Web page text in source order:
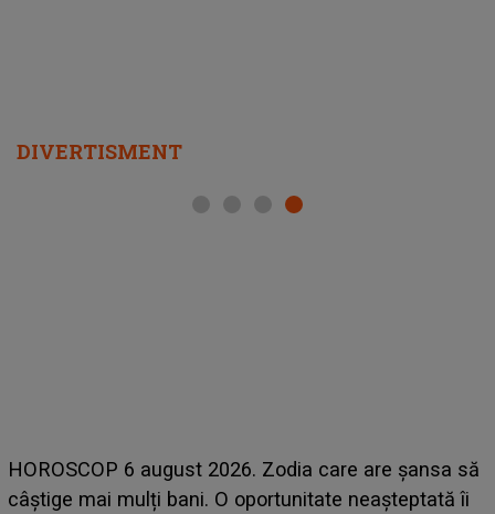
DIVERTISMENT
să
îi
LINE-UP UNTOLD ONE, ziua 2. La ce oră urcă pe
scena principală a festivalului Zara Larsson?